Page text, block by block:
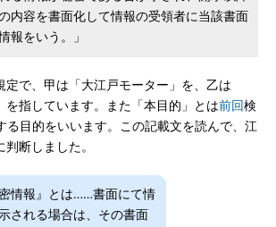
内容を書面化して情報の受領者に当該書面
報をいう。」
で、甲は「大江戸モーター」を、乙は
を指しています。また「本目的」とは前回検
る目的をいいます。この記載文を読んで、江
断しました。
密情報』とは……書面にて情
される場合は、その書面